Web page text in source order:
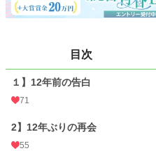
24h.ポイント 7 pt
2024.06.30 20:04
初回公開日時 2023.09.10 23:40
初回完結日時
週間ポイント 21 pt (62,459 位)
目次
１】12年前の告白
71
2】12年ぶりの再会
55